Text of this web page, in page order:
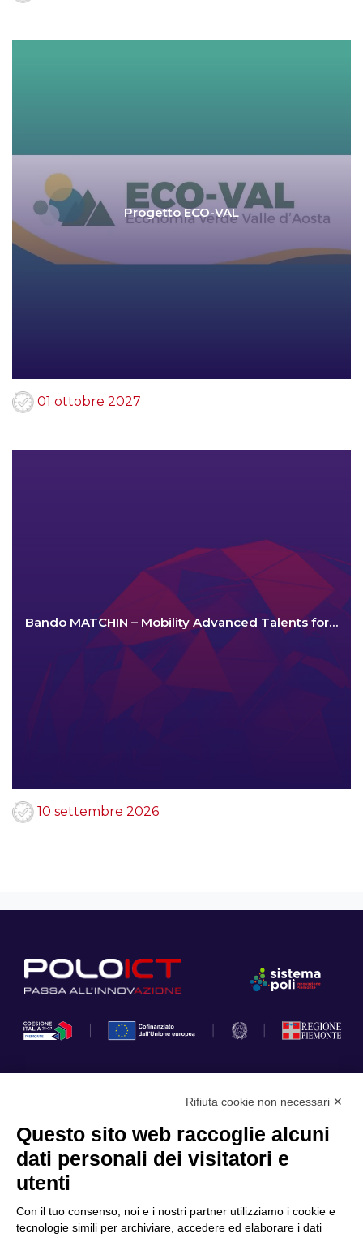
Progetto ECO-VAL
01 ottobre 2027
Bando MATCHIN – Mobility Advanced Talents for…
10 settembre 2026
Cookie Policy
Scopri il Polo
Partner
Finanziamenti e bandi
Rifiuta cookie non necessari ✕
Questo sito web raccoglie alcuni
dati personali dei visitatori e
utenti
Con il tuo consenso, noi e i nostri partner utilizziamo i cookie e
tecnologie simili per archiviare, accedere ed elaborare i dati